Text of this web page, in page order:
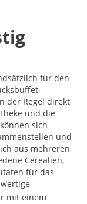
für den
der Regel direkt
und die
sich
und
aus mehreren
Cerealien,
für das
mit einem